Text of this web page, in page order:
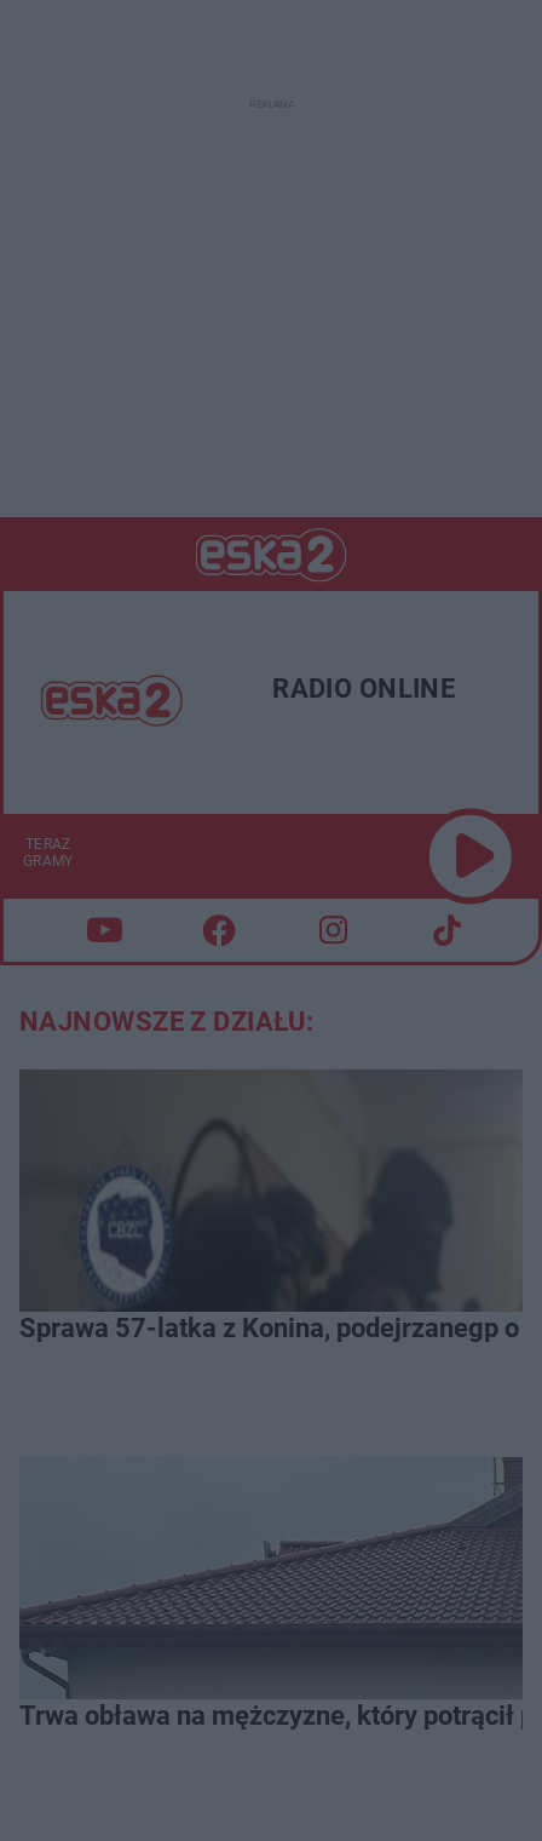
RADIO ONLINE
TERAZ
GRAMY
NAJNOWSZE Z DZIAŁU:
Sprawa 57-latka z Konina, podejrzanegp o
Trwa obława na mężczyzne, który potrącił